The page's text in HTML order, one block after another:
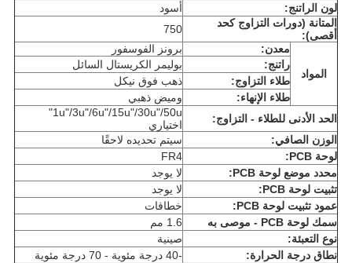
لون الراتنج:
أسود
المتانة (دورات التزاوج كحد
أقصى):
750
المواد
معدن:
برونز الفوسفور
راتنج:
بوليمر الكريستال السائل
طلاء التزاوج:
ذهب فوق نيكل
طلاء الإنهاء:
وميض ذهبي
الحد الأدنى للطلاء - التزاوج:
1u"/3u"/6u"/15u"/30u"/50u"
اختياري
الوزن الصافي:
سيتم تحديده لاحقًا
لوحة PCB:
FR4
محدد موضع لوحة PCB:
لا يوجد
تثبيت لوحة PCB:
لا يوجد
عمود تثبيت لوحة PCB:
خطافات
سمك لوحة PCB - موصى به
1.6 مم
نوع التعبئة:
صينية
نطاق درجة الحرارة:
-40 درجة مئوية - 70 درجة مئوية